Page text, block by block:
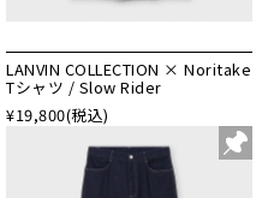
LANVIN COLLECTION × Noritake
Tシャツ / Slow Rider
¥19,800(税込)